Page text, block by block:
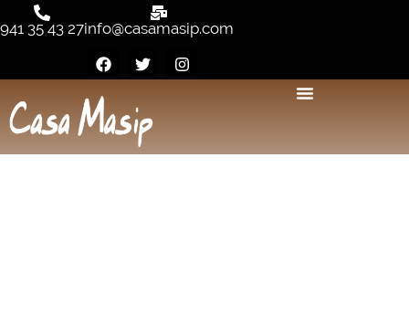
941 35 43 27info@casamasip.com